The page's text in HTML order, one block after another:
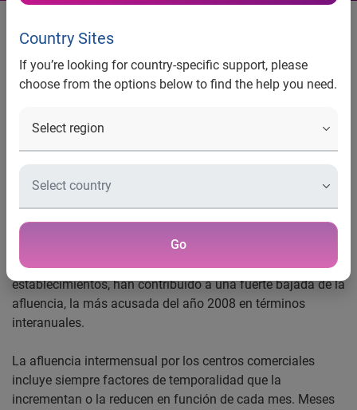
Country Sites
If you’re looking for country-specific support, please
choose from the options below to find the help you need.
Go
La Afluencia A Los Centros
Comerciales Registra Un
Descenso Del 6,6% En El Mes De
Noviembre
Es la mayor bajada de visitas en términos
Madrid, 10 de diciembre de 2008.-
comerciales han recibido en el pasado mes de noviembre
un 6,6% menos de visitas que durante el mismo mes del
año pasado. La crisis y el hecho de que durante los
festivos de noviembre se mantuvieran cerrados los
establecimientos, han contribuido a una fuerte bajada de la
afluencia, la más acusada del año 2008 en términos
interanuales.
La afluencia intermensual por los centros comerciales
incluye siempre factores de temporalidad que la
incrementan o la reducen en función de cada mes. Meses